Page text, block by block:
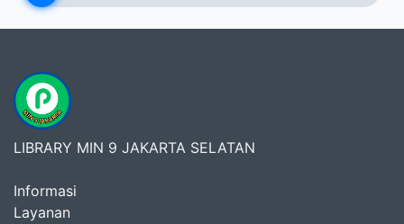
LIBRARY MIN 9 JAKARTA SELATAN
Informasi
Layanan